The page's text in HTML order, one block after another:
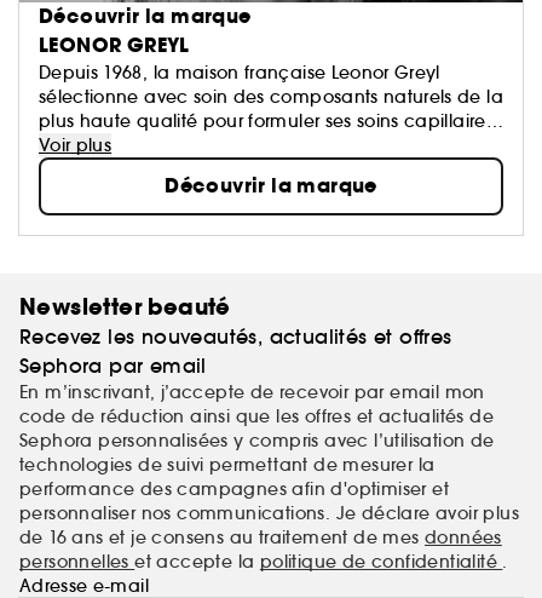
Découvrir la marque
LEONOR GREYL
Depuis 1968, la maison française Leonor Greyl
sélectionne avec soin des composants naturels de la
plus haute qualité pour formuler ses soins capillaires.
Une philosophie unique qui allie soin personnalisé et
beauté du cheveu pour un résultat éclatant. Grâce
à son savoir-faire et sa connaissance des plantes, la
famille Greyl innove à travers la création de produits
non irritants, adaptés à tous types de cheveux et
Voir plus
Découvrir la marque
Newsletter beauté
Recevez les nouveautés, actualités et offres
Sephora par email
En m’inscrivant, j’accepte de recevoir par email mon
code de réduction ainsi que les offres et actualités de
Sephora personnalisées y compris avec l’utilisation de
technologies de suivi permettant de mesurer la
performance des campagnes afin d'optimiser et
personnaliser nos communications. Je déclare avoir plus
de 16 ans et je consens au traitement de mes données
personnelleset accepte la politique de confidentialité .
Adresse e-mail